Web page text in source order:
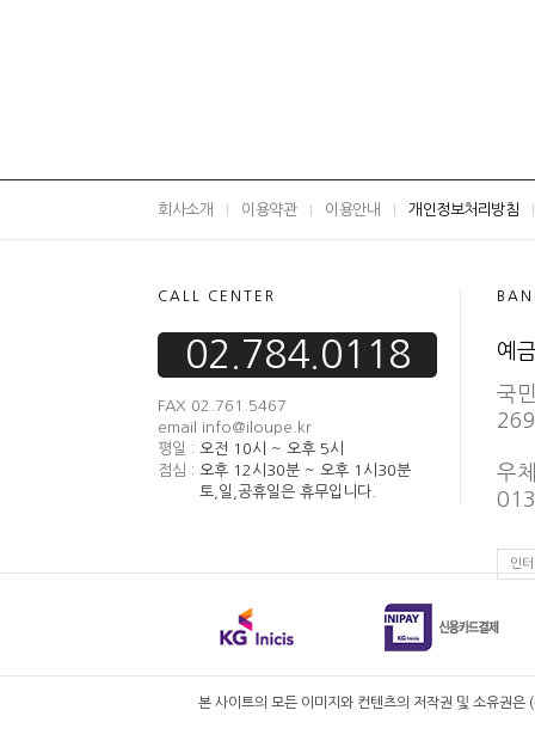
회사소개 이용약관 이용안내 개인정보처리방침
CALL CENTER
02.784.0118
FAX 02.761.5467
email info@iloupe.kr
평일 : 오전 10시 ~ 오후 5시
점심 : 오후 12시30분 ~ 오후 1시30분
토,일,공휴일은 휴무입니다.
예
국
우
인
본 사이트의 모든 이미지와 컨텐츠의 저작권 및 소유권